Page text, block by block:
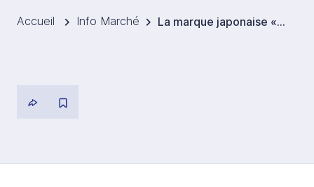
Accueil Info Marché La marque japonaise « The Ginza » de Shiseido fait son entrée sur le marché du spa